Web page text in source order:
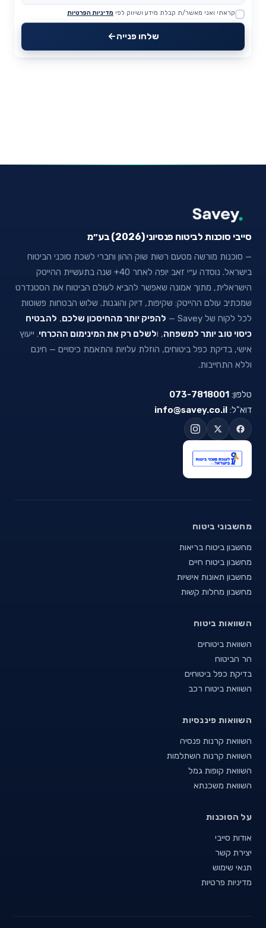
Website
קראתי ואני מאשר/ת קבלת מידע ושיווק לפי מדיניות הפרטיות
שלחו פנייה
סייבי סוכנות לביטוח פנסיוני (2026) בע״מ
— סוכנות מורשה מטעם רשות שוק ההון וחברי לשכת סוכני הביטוח
בישראל. נוסדה ע״י זאב יופה לאחר 40+ שנה בתעשיית ההייטק
הישראלית, מתוך אמונה שאפשר להביא לעולם הביטוח את הסטנדרט
שמכתיב עולם ההייטק: שקיפות, דיוק והוגנות. שלוש הבטחות פשוטות
לכל לקוח של Savey —
להפיק יותר מהחיסכון שלכם, להבטיח
כיסוי טוב יותר למשפחה, ולשלם רק את המינימום ההכרחי. ייעוץ
אישי, בדיקת כפל ביטוחים, הוזלת עלויות והתאמת כיסויים — חינם
וללא התחייבות.
טלפון: 073-7818001
דוא"ל: info@savey.co.il
מחשבוני ביטוח
מחשבון ביטוח בריאות
מחשבון ביטוח חיים
מחשבון תאונות אישיות
מחשבון מחלות קשות
השוואות ביטוח
השוואת ביטוחים
הר הביטוח
בדיקת כפל ביטוחים
השוואת ביטוח רכב
השוואות פיננסיות
השוואת קרנות פנסיה
השוואת קרנות השתלמות
השוואת קופות גמל
השוואת משכנתא
על הסוכנות
אודות סייבי
יצירת קשר
תנאי שימוש
מדיניות פרטיות